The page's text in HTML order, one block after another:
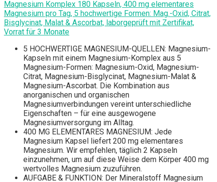
Magnesium Komplex 180 Kapseln, 400 mg elementares
Magnesium pro Tag, 5 hochwertige Formen: Mag.-Oxid, Citrat,
Bisglycinat, Malat & Ascorbat, laborgeprüft mit Zertifikat,
Vorrat für 3 Monate
5 HOCHWERTIGE MAGNESIUM-QUELLEN: Magnesium-
Kapseln mit einem Magnesium-Komplex aus 5
Magnesium-Formen: Magnesium-Oxid, Magnesium-
Citrat, Magnesium-Bisglycinat, Magnesium-Malat &
Magnesium-Ascorbat. Die Kombination aus
anorganischen und organischen
Magnesiumverbindungen vereint unterschiedliche
Eigenschaften – für eine ausgewogene
Magnesiumversorgung im Alltag.
400 MG ELEMENTARES MAGNESIUM: Jede
Magnesium Kapsel liefert 200 mg elementares
Magnesium. Wir empfehlen, täglich 2 Kapseln
einzunehmen, um auf diese Weise dem Körper 400 mg
wertvolles Magnesium zuzuführen.
AUFGABE & FUNKTION: Der Mineralstoff Magnesium